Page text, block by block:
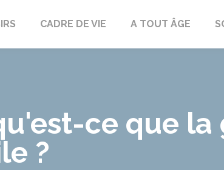
CADRE DE VIE A TOUT ÂGE
ce que la
?